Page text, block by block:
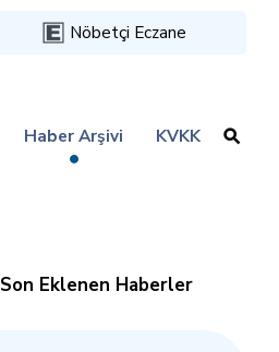
Nöbetçi Eczane
Haber Arşivi KVKK
Son Eklenen Haberler